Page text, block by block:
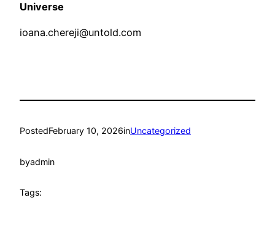
Universe
ioana.chereji@untold.com
PostedFebruary 10, 2026inUncategorized
byadmin
Tags: